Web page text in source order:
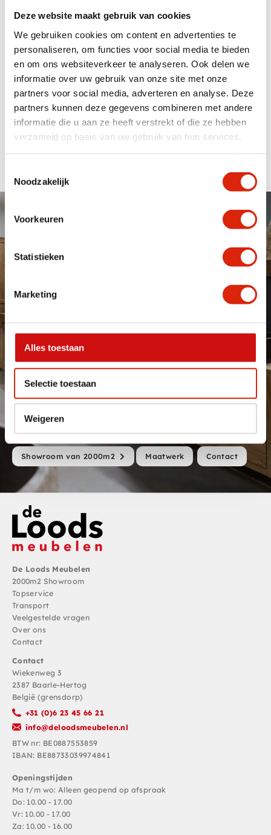
Deze website maakt gebruik van cookies
We gebruiken cookies om content en advertenties te
personaliseren, om functies voor social media te bieden
en om ons websiteverkeer te analyseren. Ook delen we
informatie over uw gebruik van onze site met onze
partners voor social media, adverteren en analyse. Deze
partners kunnen deze gegevens combineren met andere
informatie die u aan ze heeft verstrekt of die ze hebben
verzameld op basis van uw gebruik van hun services.
Noodzakelijk
Voorkeuren
Statistieken
Marketing
Alles toestaan
Selectie toestaan
Weigeren
Boomstamtafel op maat
Bij de Loods Meubelen hebben wij de onderdelen om een
boomstamtafel op maat te maken op voorraad. Zowel
online als in onze 2000m2 showroom kunt u ons ruimte
assortiment bekijken. Heeft u bepaalde specifieke
dienen. Kom langs in onze onze showroom om de
mogelijkheden te bespreken en je te laten inspireren.
Maatwerk & Showroom van
De Loods Meubelen adviseert, verkoopt en levert kwalitatief
meer dan 700 producten welke afhankelijk van trends en wensen
van onze klanten doorlopend vernieuwd wordt. Doordat we
assortiment ook nog eens voorraad. Een unieke combinatie in de
maatwerk oplossingen. Zie je in onze showroom of online een
product wat je graag in andere maatvoering wenst of afwerking
wensen. Dat doen we in eigen werkplaats. Daarnaast kunnen we
volledig op maat ontwerpen meubels produceren. Neem contact
op met je wensen of kom langs in onze 2000 m2 grote showroom.
Showroom van 2000m2 Maatwerk Contact
De Loods Meubelen
2000m2 Showroom
Topservice
Transport
Veelgestelde vragen
Over ons
Contact
Contact
Wiekenweg 3
2387 Baarle-Hertog
België (grensdorp)
+31 (0)6 23 45 66 21
info@deloodsmeubelen.nl
BTW nr: BE0887553859
IBAN: BE88733039974841
Openingstijden
Ma t/m wo: Alleen geopend op afspraak
Do: 10.00 - 17.00
Vr: 10.00 - 17.00
Za: 10.00 - 16.00